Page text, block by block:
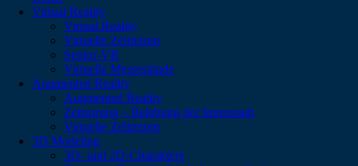
Virtual Reality
Virtual Reality
Virtuelle Zeitreisen
Senior-VR
Virtuelle Messestände
Augmented Reality
Augmented Reality
Zeitsprung – Belebung der Innenstadt
Virtuelle Zeitreisen
3D Modeling
3D- und 2D-Charaktere